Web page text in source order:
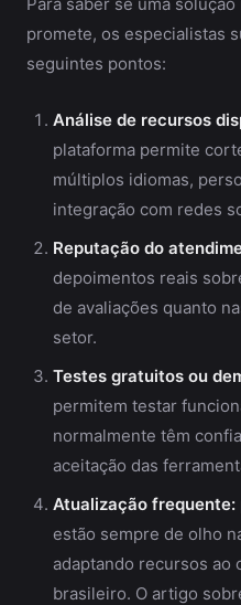
promete, os especialistas
seguintes pontos:
Análise de recursos
plataforma permite
múltiplos idiomas,
integração com redes
Reputação do
depoimentos reais
de avaliações quanto
setor.
Testes gratuitos ou
permitem testar
normalmente têm
aceitação das
Atualização frequente:
estão sempre de olho
adaptando recursos ao
brasileiro. O artigo